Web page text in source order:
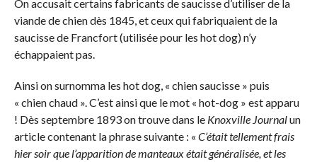
On accusait certains fabricants de saucisse d’utiliser de la
viande de chien dès 1845, et ceux qui fabriquaient de la
saucisse de Francfort (utilisée pour les hot dog) n’y
échappaient pas.
Ainsi on surnomma les hot dog, « chien saucisse » puis
« chien chaud ». C’est ainsi que le mot « hot-dog » est apparu
! Dès septembre 1893 on trouve dans le Knoxville Journalun
article contenant la phrase suivante : « C’était tellement frais
hier soir que l’apparition de manteaux était généralisée, et les